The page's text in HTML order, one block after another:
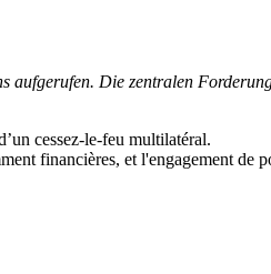
aufgerufen. Die zentralen
cessez-le-feu multilatéral.
financières, et l'engagement de